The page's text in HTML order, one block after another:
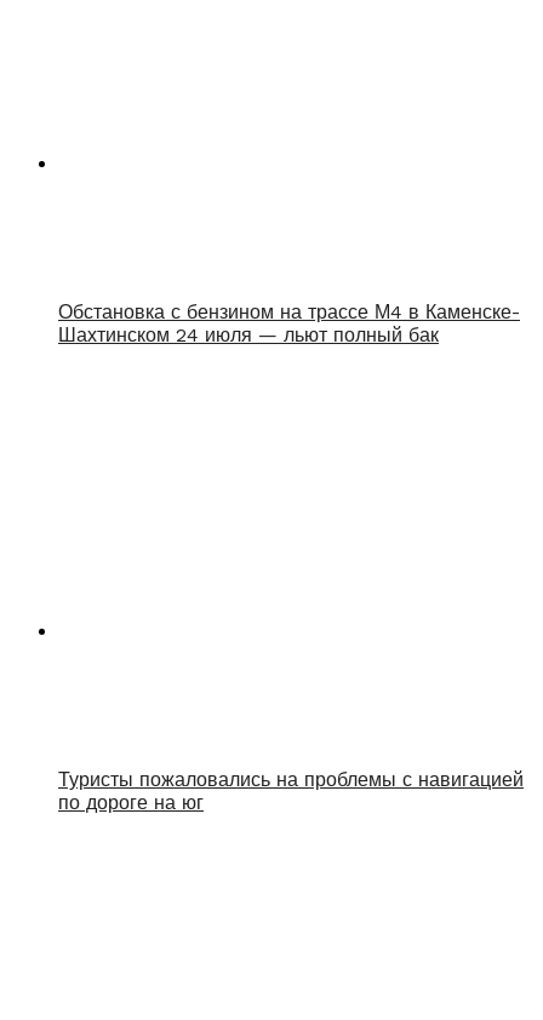
Обстановка с бензином на трассе М4 в Каменске-
Шахтинском 24 июля — льют полный бак
Туристы пожаловались на проблемы с навигацией
по дороге на юг